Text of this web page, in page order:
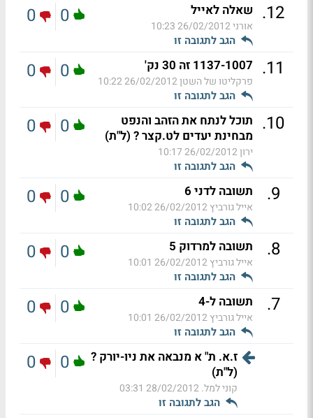
12
. שאלה לאייל
אורני26/02/2012 10:23
הגב לתגובה זו
0
0
11
. 1137-1007 זה 30 נק'
פרקליטו של השטן26/02/2012 10:22
הגב לתגובה זו
0
0
10
. תוכל לנתח את הזהב והנפט
מבחינת יעדים לט.קצר ? (ל"ת)
ירון26/02/2012 10:17
הגב לתגובה זו
0
0
9
. תשובה לדני 6
אייל גורביץ26/02/2012 10:02
הגב לתגובה זו
0
0
8
. תשובה למרדוק 5
אייל גורביץ26/02/2012 10:01
הגב לתגובה זו
0
0
7
. תשובה ל-4
אייל גורביץ26/02/2012 10:01
הגב לתגובה זו
0
0
ז.א. ת" א מנבאה את ניו-יורק ?
(ל"ת)
קוני למל.28/02/2012 03:31
הגב לתגובה זו
0
0